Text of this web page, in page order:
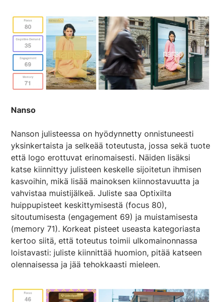
Nanso
Nanson julisteessa on hyödynnetty onnistuneesti
yksinkertaista ja selkeää toteutusta, jossa sekä tuote
että logo erottuvat erinomaisesti. Näiden lisäksi
katse kiinnittyy julisteen keskelle sijoitetun ihmisen
kasvoihin, mikä lisää mainoksen kiinnostavuutta ja
vahvistaa muistijälkeä. Juliste saa Optixilta
huippupisteet keskittymisestä (focus 80),
sitoutumisesta (engagement 69) ja muistamisesta
(memory 71). Korkeat pisteet useasta kategoriasta
kertoo siitä, että toteutus toimii ulkomainonnassa
loistavasti: juliste kiinnittää huomion, pitää katseen
olennaisessa ja jää tehokkaasti mieleen.